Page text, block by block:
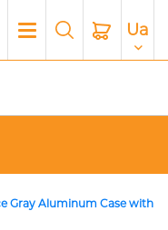
Ua
Gray Aluminum Case with